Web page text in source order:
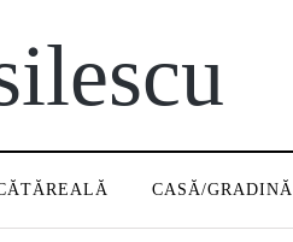
CASĂ/GRADINĂ